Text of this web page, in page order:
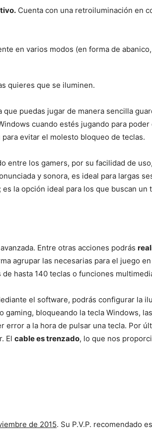
Cuenta con una retroiluminación en
en varios modos (en forma de
quieres que se iluminen.
que puedas jugar de manera sencilla
cuando estés jugando para
para evitar el molesto bloqueo de teclas.
entre los gamers, por su facilidad de
y sonora, es ideal para largas
la opción ideal para los que buscan
Entre otras acciones podrás
agrupar las necesarias para el juego
hasta 140 teclas o funciones
el software, podrás configurar la
bloqueando la tecla Windows,
a la hora de pulsar una tecla. Por
El cable es trenzado, lo que nos
de 2015. Su P.V.P. recomendado